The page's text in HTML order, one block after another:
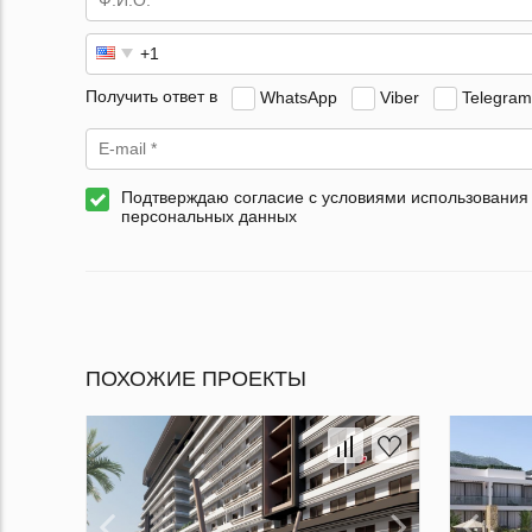
Получить ответ в WhatsApp Viber Telegram
Подтверждаю согласие с условиями использования
персональных данных
ПОХОЖИЕ ПРОЕКТЫ